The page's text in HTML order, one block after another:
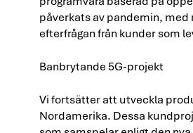
påverkats av pandemin,
efterfrågan från kunder som
Banbrytande 5G-projekt
Vi fortsätter att utveckla
Nordamerika. Dessa